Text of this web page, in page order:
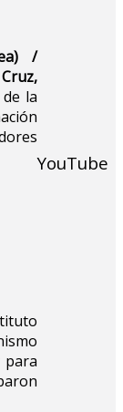
/
la
para
YouTube